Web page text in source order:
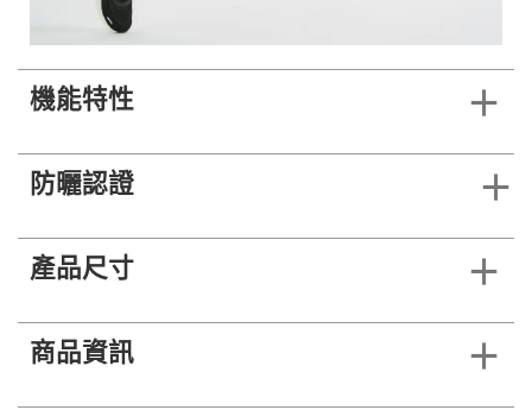
機能特性
防曬認證
產品尺寸
商品資訊